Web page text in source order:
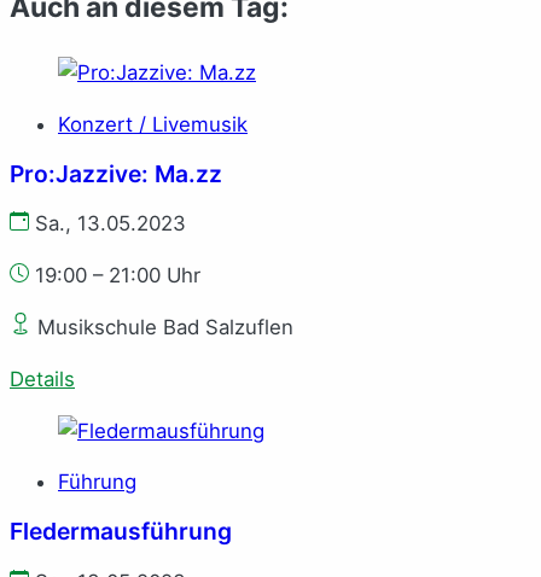
Auch an diesem Tag:
Konzert / Livemusik
Pro:Jazzive: Ma.zz
Sa., 13.05.2023
19:00 – 21:00 Uhr
Musikschule Bad Salzuflen
Details
Führung
Fledermausführung